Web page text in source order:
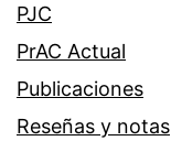
PJC
PrAC Actual
Publicaciones
Reseñas y notas